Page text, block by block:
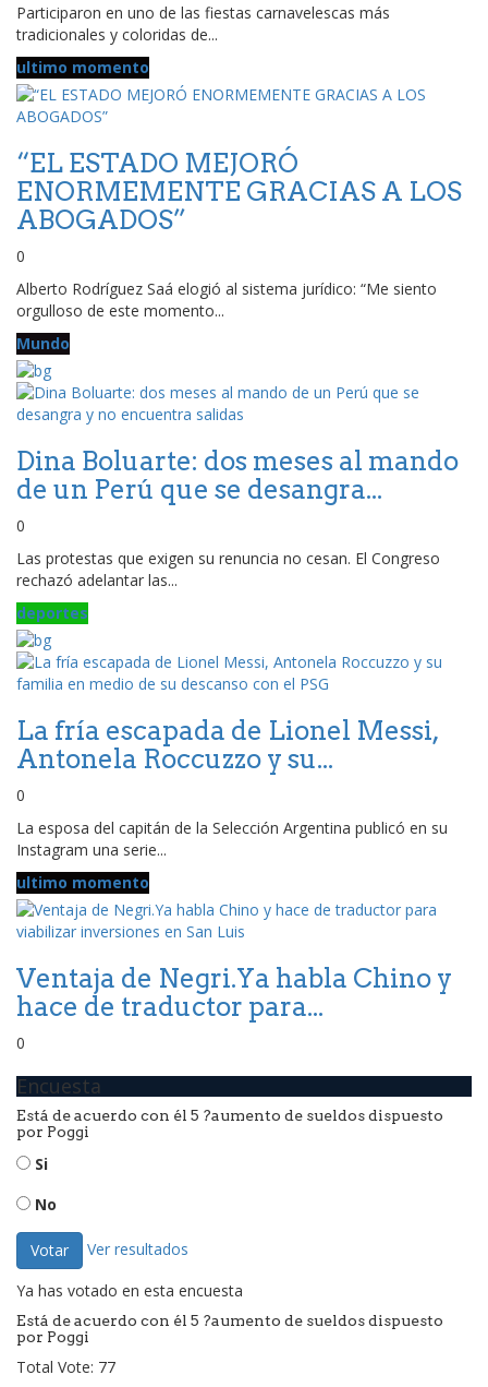
Participaron en uno de las fiestas carnavelescas más
tradicionales y coloridas de...
ultimo momento
“EL ESTADO MEJORÓ
ENORMEMENTE GRACIAS A LOS
ABOGADOS”
0
Alberto Rodríguez Saá elogió al sistema jurídico: “Me siento
orgulloso de este momento...
Mundo
Dina Boluarte: dos meses al mando
de un Perú que se desangra...
0
Las protestas que exigen su renuncia no cesan. El Congreso
rechazó adelantar las...
deportes
La fría escapada de Lionel Messi,
Antonela Roccuzzo y su...
0
La esposa del capitán de la Selección Argentina publicó en su
Instagram una serie...
ultimo momento
Ventaja de Negri.Ya habla Chino y
hace de traductor para...
0
Encuesta
Está de acuerdo con él 5 ?aumento de sueldos dispuesto
por Poggi
Si
No
Votar Ver resultados
Ya has votado en esta encuesta
Está de acuerdo con él 5 ?aumento de sueldos dispuesto
por Poggi
Total Vote: 77